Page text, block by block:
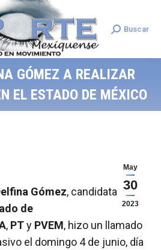
Search:
Buscar
GÓMEZ A REALIZAR
EL ESTADO DE MÉXICO
May
30
2023
Gómez, candidata a
de
, PTy PVEM, hizo un llamado
el domingo 4 de junio, día